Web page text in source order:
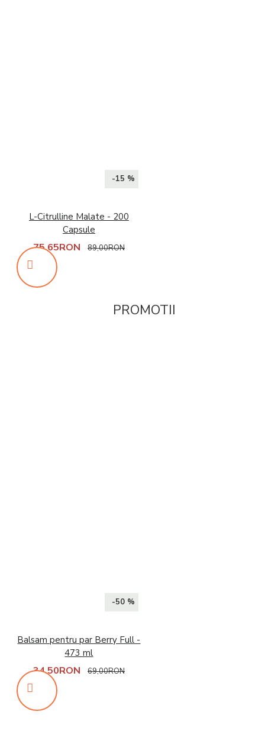
-15 %
L-Citrulline Malate - 200
Capsule
75,65RON 89,00RON
PROMOTII
-50 %
Balsam pentru par Berry Full -
473 ml
34,50RON 69,00RON